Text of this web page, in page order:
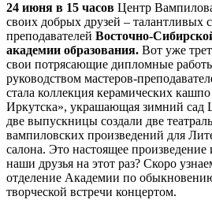
24 июня в 15 часов Центр
своих добрых друзей – талантливых
преподавателей Восточно-
академии образования. Вот уже
свои потрясающие дипломные
руководством мастеров-
стала коллекция керамических
Иркутска», украшающая зимний сад
две выпускницы создали две
вампиловских произведений для
салона. Это настоящее произведение
наши друзья на этот раз? Скоро
отделение Академии по
творческой встречи концертом.